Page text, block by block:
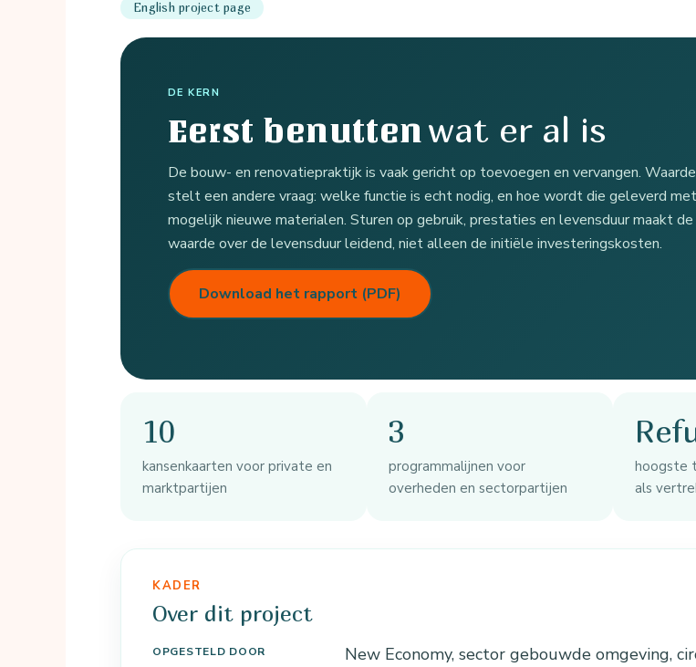
English project page
DE KERN
Eerst benutten wat er al is
De bouw- en renovatiepraktijk is vaak gericht op toevoegen en vervangen.
stelt een andere vraag: welke functie is echt nodig, en hoe wordt die geleverd
mogelijk nieuwe materialen. Sturen op gebruik, prestaties en levensduur maakt
waarde over de levensduur leidend, niet alleen de initiële investeringskosten.
Download het rapport (PDF)
10
kansenkaarten voor private en
marktpartijen
3
programmalijnen voor
overheden en sectorpartijen
hoogste
als
KADER
Over dit project
OPGESTELD DOOR New Economy, sector gebouwde omgeving,